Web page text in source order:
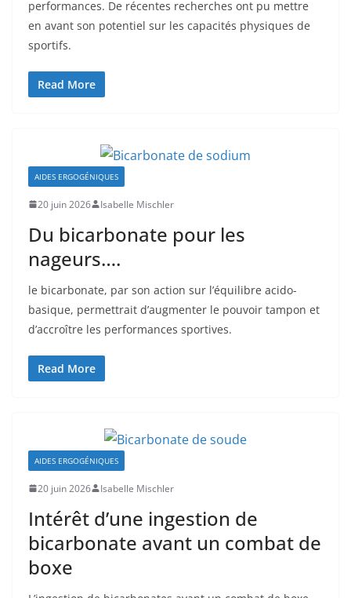
performances. De récentes recherches ont pu mettre
en avant son potentiel sur les capacités physiques de
sportifs.
Read More
AIDES ERGOGÉNIQUES
20 juin 2026 Isabelle Mischler
Du bicarbonate pour les
nageurs….
le bicarbonate, par son action sur l’équilibre acido-
basique, permettrait d’augmenter le pouvoir tampon et
d’accroître les performances sportives.
Read More
AIDES ERGOGÉNIQUES
20 juin 2026 Isabelle Mischler
Intérêt d’une ingestion de
bicarbonate avant un combat de
boxe